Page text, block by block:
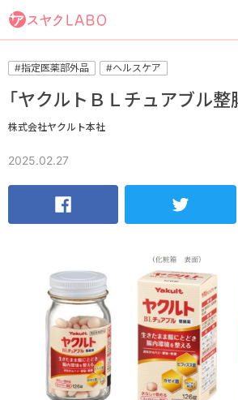
#指定医薬部外品 #ヘルスケア
「ヤクルトＢＬチュアブル整
株式会社ヤクルト本社
2025.02.27